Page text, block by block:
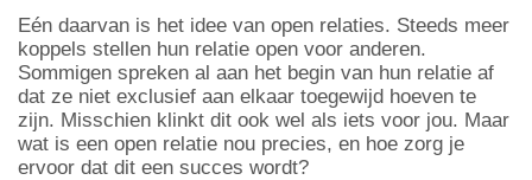
Eén daarvan is het idee van open relaties. Steeds meer
koppels stellen hun relatie open voor anderen.
Sommigen spreken al aan het begin van hun relatie af
dat ze niet exclusief aan elkaar toegewijd hoeven te
zijn. Misschien klinkt dit ook wel als iets voor jou. Maar
wat is een open relatie nou precies, en hoe zorg je
ervoor dat dit een succes wordt?